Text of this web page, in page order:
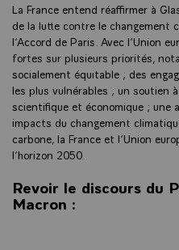
La France entend réaffirmer à
de la lutte contre le changement
l’Accord de Paris. Avec l’Union
fortes sur plusieurs priorités,
socialement équitable ; des
les plus vulnérables ; un soutien
scientifique et économique ; une
impacts du changement
carbone, la France et l’Union
l’horizon 2050.
Revoir le discours du
Macron :